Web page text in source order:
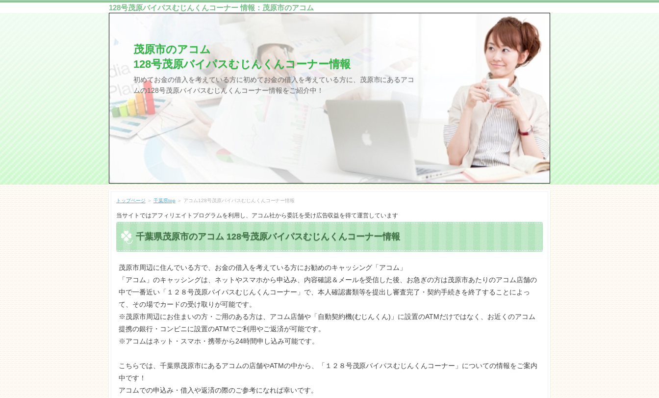
128号茂原バイパスむじんくんコーナー 情報：茂原市のアコム
茂原市のアコム
128号茂原バイパスむじんくんコーナー情報
初めてお金の借入を考えている方に初めてお金の借入を考えている方に、茂原市にあるアコ
ムの128号茂原バイパスむじんくんコーナー情報をご紹介中！
トップページ ＞ 千葉県top ＞ アコム128号茂原バイパスむじんくんコーナー情報
当サイトではアフィリエイトプログラムを利用し、アコム社から委託を受け広告収益を得て運営しています
千葉県茂原市のアコム 128号茂原バイパスむじんくんコーナー情報
茂原市周辺に住んでいる方で、お金の借入を考えている方にお勧めのキャッシング「アコム」
「アコム」のキャッシングは、ネットやスマホから申込み、内容確認＆メールを受信した後、お急ぎの方は茂原市あたりのアコム店舗の
中で一番近い「１２８号茂原バイパスむじんくんコーナー」で、本人確認書類等を提出し審査完了・契約手続きを終了することによっ
て、その場でカードの受け取りが可能です。
※茂原市周辺にお住まいの方・ご用のある方は、アコム店舗や「自動契約機(むじんくん)」に設置のATMだけではなく、お近くのアコム
提携の銀行・コンビニに設置のATMでご利用やご返済が可能です。
※アコムはネット・スマホ・携帯から24時間申し込み可能です。
こちらでは、千葉県茂原市にあるアコムの店舗やATMの中から、「１２８号茂原バイパスむじんくんコーナー」についての情報をご案内
中です！
アコムでの申込み・借入や返済の際のご参考になれば幸いです。